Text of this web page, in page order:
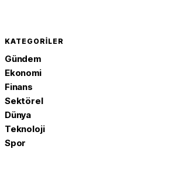
KATEGORILER
Gündem
Ekonomi
Finans
Sektörel
Dünya
Teknoloji
Spor